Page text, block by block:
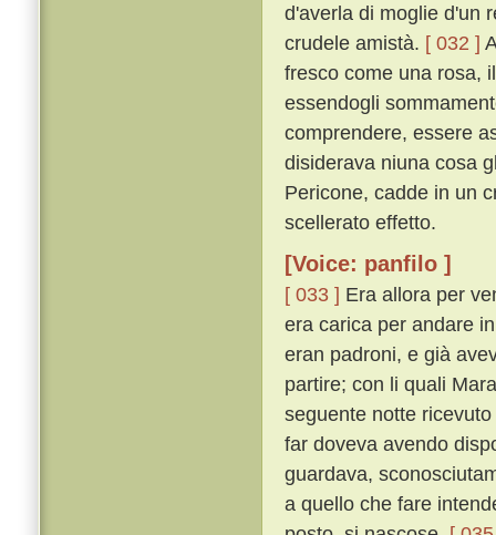
d'averla di moglie d'un
crudele amistà. [ 032 ]
fresco come una rosa,
essendogli
comprendere, essere
disiderava niuna cosa
Pericone, cadde in un
scellerato effetto.
[Voice: panfilo ]
[ 033 ] Era allora per
era carica per andare
eran padroni, e già
partire; con li quali
seguente notte
far doveva avendo
guardava,
a quello che fare